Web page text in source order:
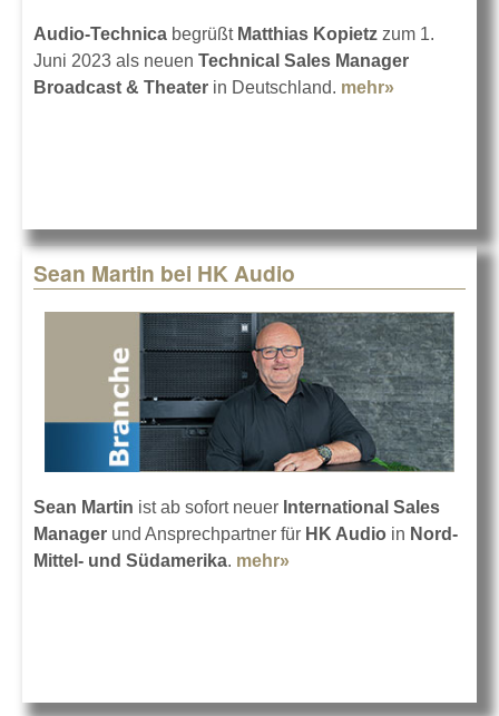
Audio-Technica begrüßt Matthias Kopietz zum 1.
Juni 2023 als neuen Technical Sales Manager
Broadcast & Theater in Deutschland. mehr»
Sean Martin bei HK Audio
Sean Martin ist ab sofort neuer International Sales
Manager und Ansprechpartner für HK Audio in Nord-
Mittel- und Südamerika. mehr»